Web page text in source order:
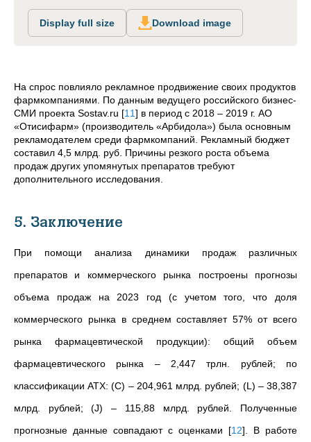
Display full size Download image
На спрос повлияло рекламное продвижение своих продуктов
фармкомпаниями. По данным ведущего российского бизнес-
СМИ проекта Sostav.ru [11] в период с 2018 – 2019 г. АО
«Отисифарм» (производитель «Арбидола») была основным
рекламодателем среди фармкомпаний. Рекламный бюджет
составил 4,5 млрд. руб. Причины резкого роста объема
продаж других упомянутых препаратов требуют
дополнительного исследования.
5. Заключение
При помощи анализа динамики продаж различных
препаратов и коммерческого рынка построены прогнозы
объема продаж на 2023 год (с учетом того, что доля
коммерческого рынка в среднем составляет 57% от всего
рынка фармацевтической продукции): общий объем
фармацевтического рынка –2,447 трлн. рублей; по
классификации ATХ: (C) –204,961 млрд. рублей; (L) –38,387
млрд. рублей; (J)– 115,88 млрд. рублей. Полученные
прогнозные данные совпадают с оценками [12] . В работе